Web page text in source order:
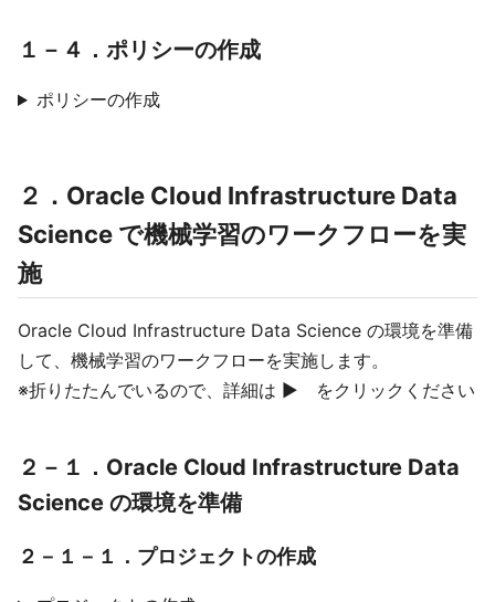
１－４．ポリシーの作成
ポリシーの作成
２．Oracle Cloud Infrastructure Data
Science で機械学習のワークフローを実
施
Oracle Cloud Infrastructure Data Science の環境を準備
して、機械学習のワークフローを実施します。
※折りたたんでいるので、詳細は ▶ をクリックください
２－１．Oracle Cloud Infrastructure Data
Science の環境を準備
２－１－１．プロジェクトの作成